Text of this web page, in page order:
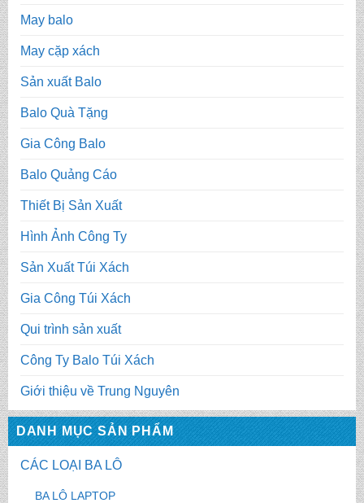
May balo
May cặp xách
Sản xuất Balo
Balo Quà Tặng
Gia Công Balo
Balo Quảng Cáo
Thiết Bị Sản Xuất
Hình Ảnh Công Ty
Sản Xuất Túi Xách
Gia Công Túi Xách
Qui trình sản xuất
Công Ty Balo Túi Xách
Giới thiệu về Trung Nguyên
DANH MỤC SẢN PHẨM
CÁC LOẠI BA LÔ
BA LÔ LAPTOP